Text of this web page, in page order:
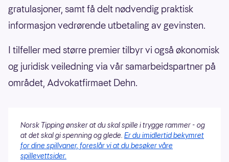
gratulasjoner, samt få delt nødvendig praktisk
informasjon vedrørende utbetaling av gevinsten.
I tilfeller med større premier tilbyr vi også økonomisk
og juridisk veiledning via vår samarbeidspartner på
området, Advokatfirmaet Dehn.
Norsk Tipping ønsker at du skal spille i trygge rammer - og
at det skal gi spenning og glede. Er du imidlertid bekymret
for dine spillvaner, foreslår vi at du besøker våre
spillevettsider.